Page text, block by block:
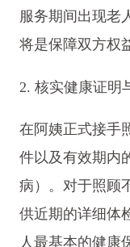
服务期间出现老
将是保障双方权
2. 核实健康证明
在阿姨正式接手
件以及有效期内
病）。对于照顾
供近期的详细体
人最基本的健康